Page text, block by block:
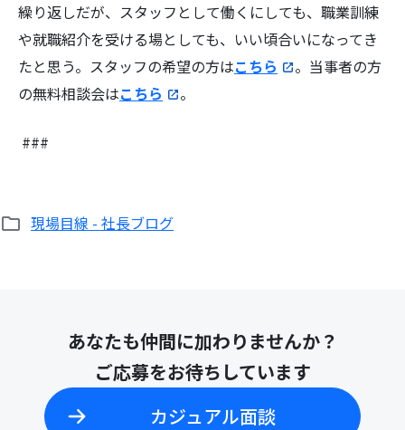
繰り返しだが、スタッフとして働くにしても、職業訓練
や就職紹介を受ける場としても、いい頃合いになってき
たと思う。スタッフの希望の方はこちら
。当事者の方
の無料相談会はこちら 。
###
現場目線 - 社長ブログ
あなたも仲間に加わりませんか？
ご応募をお待ちしています
カジュアル面談